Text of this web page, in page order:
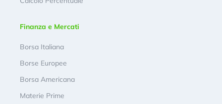
Finanza e Mercati
Borsa Italiana
Borse Europee
Borsa Americana
Materie Prime